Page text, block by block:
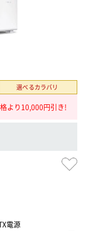
選べるカラバリ
より10,000円引き!
電源